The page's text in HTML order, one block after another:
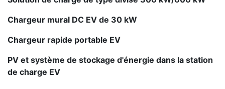
Chargeur mural DC EV de 30 kW
Chargeur rapide portable EV
PV et système de stockage d'énergie dans la station
de charge EV